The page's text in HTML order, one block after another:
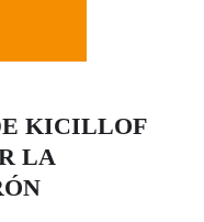
KICILLOF
LA